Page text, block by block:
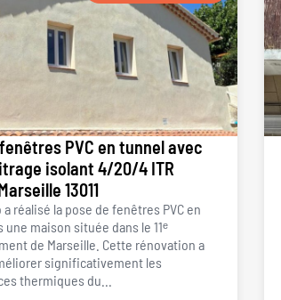
PVC en tunnel avec
isolant 4/20/4 ITR
13011
réalisé la pose de fenêtres PVC en
une maison située dans le 11ᵉ
de Marseille. Cette rénovation a
significativement les
thermiques du...